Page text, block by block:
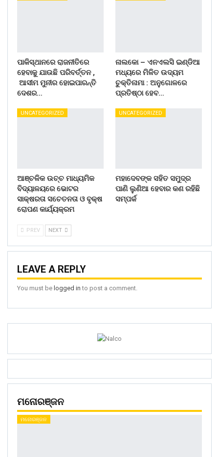
ପାକିସ୍ଥାନରେ ରାଜନୀତିରେ
ହେବାକୁ ଯାଉଛି ପରିବର୍ତ୍ତନ ,
ଆସୀମ ମୁନୀର ହୋଇପାରନ୍ତି
ଦେଶର…
ନାଲକୋ – ଏନଏଲସି ଇଣ୍ଡିଆ
ମଧ୍ୟରେ ମିଳିତ ଉଦ୍ୟମ
ଚୁକ୍ତିନାମା : ଅନୁଗୋଳରେ
ପ୍ରତିଷ୍ଠା ହେବ…
UNCATEGORIZED
ଆଞ୍ଚଳିକ ଉଚ୍ଚ ମାଧ୍ୟମିକ
ବିଦ୍ୟାଳୟରେ ଭୋଟର
ସାକ୍ଷରତା ସଚେତନତା ଓ ବୃକ୍ଷ
ରୋପଣ କାର୍ଯ୍ୟକ୍ରମ
UNCATEGORIZED
ମହାଦେବଙ୍କ ସହିତ ସମୁଦ୍ର
ପାଣି ଲୁଣିଆ ହେବାର କଣ ରହିଛି
ସମ୍ପର୍କ
PREV NEXT
LEAVE A REPLY
You must be logged in to post a comment.
ମନୋରଞ୍ଜନ
ମନୋରଞ୍ଜନ